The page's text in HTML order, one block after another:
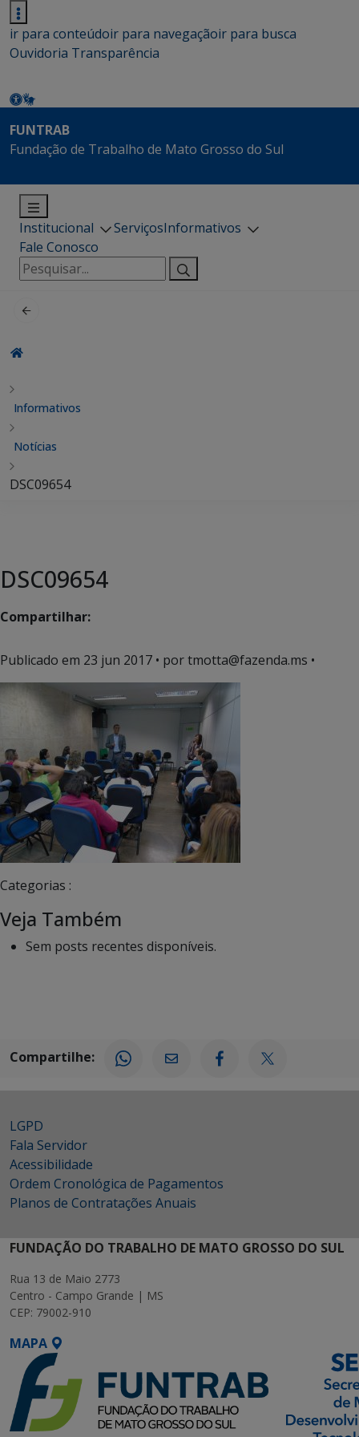
ir para conteúdoir para navegaçãoir para busca
Ouvidoria Transparência
FUNTRAB
Fundação de Trabalho de Mato Grosso do Sul
Institucional ServiçosInformativos
Fale Conosco
Pesquisar
por:
Informativos
Notícias
DSC09654
DSC09654
Compartilhar:
Publicado em 23 jun 2017 • por tmotta@fazenda.ms •
Categorias :
Veja Também
Sem posts recentes disponíveis.
Compartilhe:
LGPD
Fala Servidor
Acessibilidade
Ordem Cronológica de Pagamentos
Planos de Contratações Anuais
FUNDAÇÃO DO TRABALHO DE MATO GROSSO DO SUL
Rua 13 de Maio 2773
Centro - Campo Grande | MS
CEP: 79002-910
MAPA